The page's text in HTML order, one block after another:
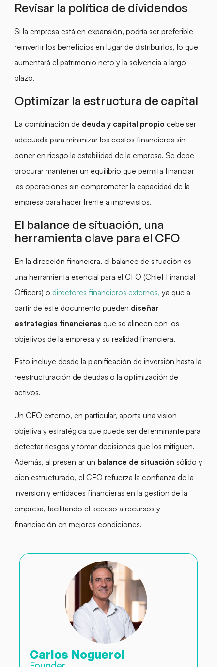
Revisar la política de dividendos
Si la empresa está en expansión, podría ser preferible
reinvertir los beneficios en lugar de distribuirlos, lo que
aumentará el patrimonio neto y la solvencia a largo
plazo.
Optimizar la estructura de capital
La combinación de deuda y capital propio debe ser
adecuada para minimizar los costos financieros sin
poner en riesgo la estabilidad de la empresa. Se debe
procurar mantener un equilibrio que permita financiar
las operaciones sin comprometer la capacidad de la
empresa para hacer frente a imprevistos.
El balance de situación, una
herramienta clave para el CFO
En la dirección financiera, el balance de situación es
una herramienta esencial para el CFO (Chief Financial
Officers) o directores financieros externos, ya que a
partir de este documento pueden diseñar
estrategias financieras que se alineen con los
objetivos de la empresa y su realidad financiera.
Esto incluye desde la planificación de inversión hasta la
reestructuración de deudas o la optimización de
activos.
Un CFO externo, en particular, aporta una visión
objetiva y estratégica que puede ser determinante para
detectar riesgos y tomar decisiones que los mitiguen.
Además, al presentar un balance de situación sólido y
bien estructurado, el CFO refuerza la confianza de la
inversión y entidades financieras en la gestión de la
empresa, facilitando el acceso a recursos y
financiación en mejores condiciones.
Carlos Noguerol